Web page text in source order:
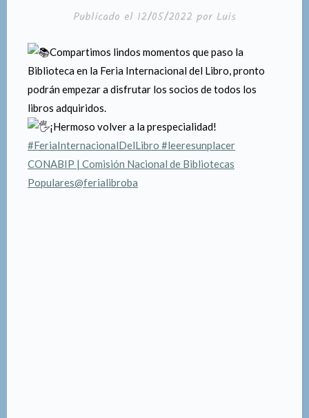
Publicado el 12/05/2022 por Luis
Compartimos lindos momentos que paso la
Biblioteca en la Feria Internacional del Libro, pronto
podrán empezar a disfrutar los socios de todos los
libros adquiridos.
¡Hermoso volver a la prespecialidad!
#FeriaInternacionalDelLibro #leeresunplacer
CONABIP | Comisión Nacional de Bibliotecas
Populares@ferialibroba